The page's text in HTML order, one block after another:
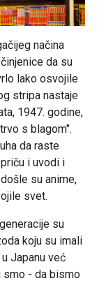
načina
da su
lako osvojile
stripa nastaje
1947. godine,
s blagom".
da raste
i uvodi i
su anime,
svet.
su
koju su imali
Japanu već
smo - da bismo